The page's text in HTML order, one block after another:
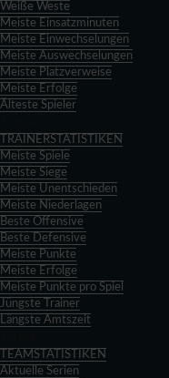
Weiße Weste
Meiste Einsatzminuten
Meiste Einwechselungen
Meiste Auswechselungen
Meiste Platzverweise
Meiste Erfolge
Älteste Spieler
TRAINERSTATISTIKEN
Meiste Spiele
Meiste Siege
Meiste Unentschieden
Meiste Niederlagen
Beste Offensive
Beste Defensive
Meiste Punkte
Meiste Erfolge
Meiste Punkte pro Spiel
Jüngste Trainer
Längste Amtszeit
TEAMSTATISTIKEN
Aktuelle Serien